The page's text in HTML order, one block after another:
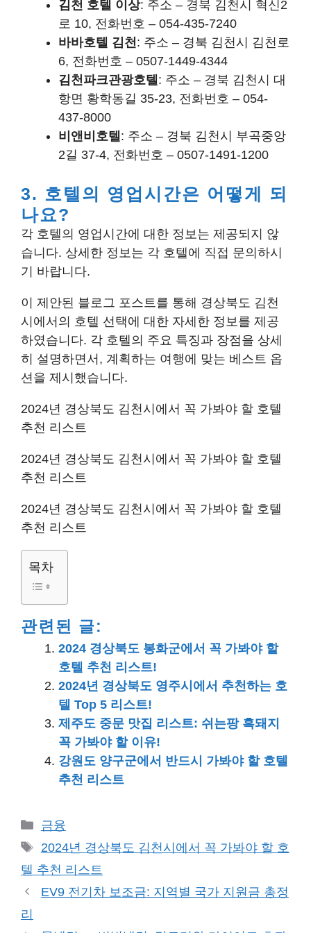
김천 호텔 이상: 주소 – 경북 김천시 혁신2
로 10, 전화번호 – 054-435-7240
바바호텔 김천: 주소 – 경북 김천시 김천로
6, 전화번호 – 0507-1449-4344
김천파크관광호텔: 주소 – 경북 김천시 대
항면 황학동길 35-23, 전화번호 – 054-
437-8000
비앤비호텔: 주소 – 경북 김천시 부곡중앙
2길 37-4, 전화번호 – 0507-1491-1200
3. 호텔의 영업시간은 어떻게 되
나요?
각 호텔의 영업시간에 대한 정보는 제공되지 않
습니다. 상세한 정보는 각 호텔에 직접 문의하시
기 바랍니다.
이 제안된 블로그 포스트를 통해 경상북도 김천
시에서의 호텔 선택에 대한 자세한 정보를 제공
하였습니다. 각 호텔의 주요 특징과 장점을 상세
히 설명하면서, 계획하는 여행에 맞는 베스트 옵
션을 제시했습니다.
2024년 경상북도 김천시에서 꼭 가봐야 할 호텔
추천 리스트
2024년 경상북도 김천시에서 꼭 가봐야 할 호텔
추천 리스트
2024년 경상북도 김천시에서 꼭 가봐야 할 호텔
추천 리스트
목차
관련된 글:
2024 경상북도 봉화군에서 꼭 가봐야 할
호텔 추천 리스트!
2024년 경상북도 영주시에서 추천하는 호
텔 Top 5 리스트!
제주도 중문 맛집 리스트: 쉬는팡 흑돼지
꼭 가봐야 할 이유!
강원도 양구군에서 반드시 가봐야 할 호텔
추천 리스트
카
테
리
금융
태
그
2024년 경상북도 김천시에서 꼭 가봐야 할 호
텔 추천 리스트
EV9 전기차 보조금: 지역별 국가 지원금 총정
리